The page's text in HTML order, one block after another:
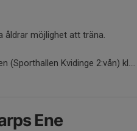
åldrar möjlighet att träna.
(Sporthallen Kvidinge 2:vån) kl....
Ene